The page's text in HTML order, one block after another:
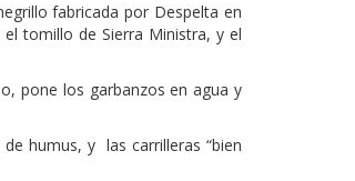
fabricada por Despelta en
tomillo de Sierra Ministra, y el
pone los garbanzos en agua y
humus, y las carrilleras “bien